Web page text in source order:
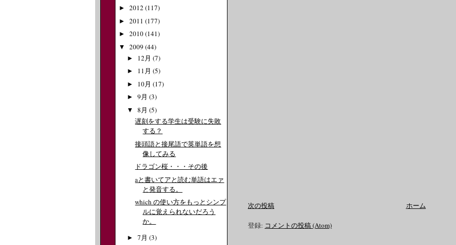
次の投稿 ホーム
登録: コメントの投稿 (Atom)
► 2012 (117)
► 2011 (177)
► 2010(141)
▼ 2009 (44)
► 12月 (7)
► 11月 (5)
► 10月 (17)
► 9月 (3)
▼ 8月 (5)
遅刻をする学生は受験に失敗
する？
接頭語と接尾語で英単語を想
像してみる
ドラゴン桜・・・その後
aと書いてアと読む単語はエァ
と発音する。
which の使い方をもっとシンプ
ルに覚えられないだろう
か。
► 7月 (3)